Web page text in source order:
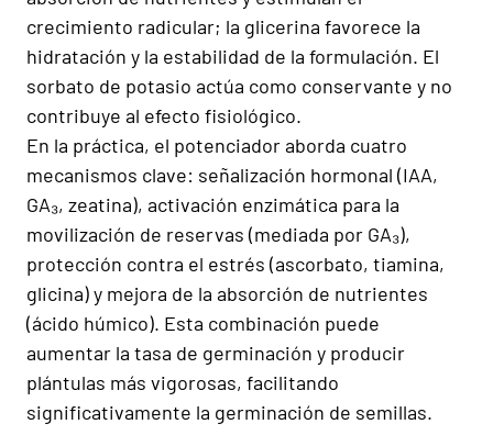
crecimiento radicular; la glicerina favorece la
hidratación y la estabilidad de la formulación. El
sorbato de potasio actúa como conservante y no
contribuye al efecto fisiológico.
En la práctica, el potenciador aborda cuatro
mecanismos clave: señalización hormonal (IAA,
GA₃, zeatina), activación enzimática para la
movilización de reservas (mediada por GA₃),
protección contra el estrés (ascorbato, tiamina,
glicina) y mejora de la absorción de nutrientes
(ácido húmico). Esta combinación puede
aumentar la tasa de germinación y producir
plántulas más vigorosas, facilitando
significativamente la germinación de semillas.